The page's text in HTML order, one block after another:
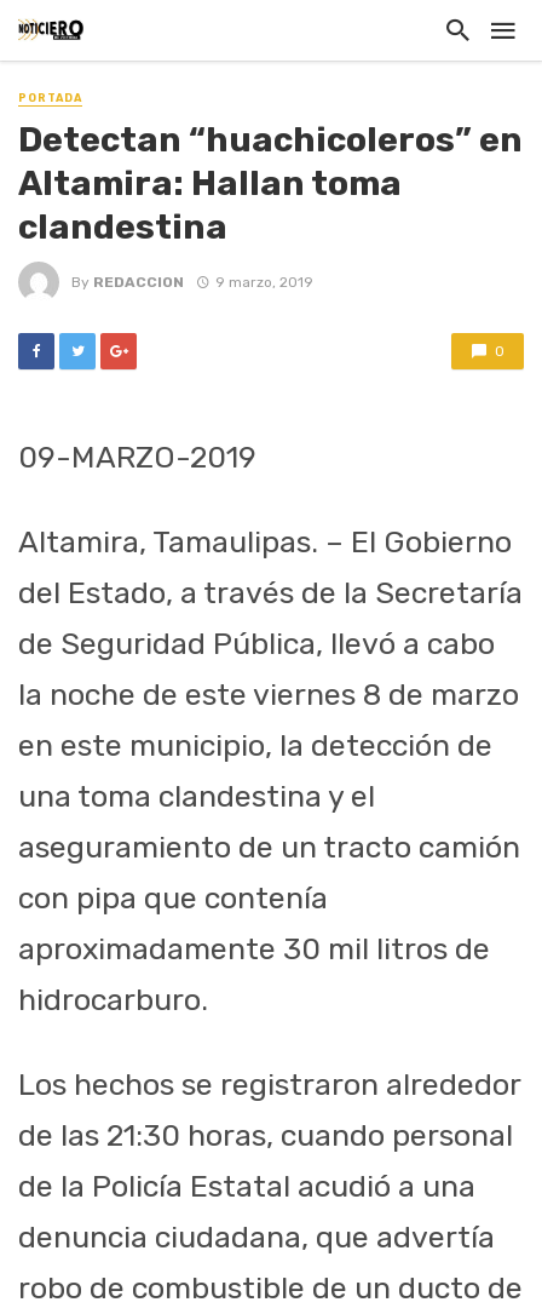
PORTADA
Detectan “huachicoleros” en
Altamira: Hallan toma
clandestina
By REDACCION 9 marzo, 2019
0
09-MARZO-2019
Altamira, Tamaulipas. – El Gobierno
del Estado, a través de la Secretaría
de Seguridad Pública, llevó a cabo
la noche de este viernes 8 de marzo
en este municipio, la detección de
una toma clandestina y el
aseguramiento de un tracto camión
con pipa que contenía
aproximadamente 30 mil litros de
hidrocarburo.
Los hechos se registraron alrededor
de las 21:30 horas, cuando personal
de la Policía Estatal acudió a una
denuncia ciudadana, que advertía
robo de combustible de un ducto de